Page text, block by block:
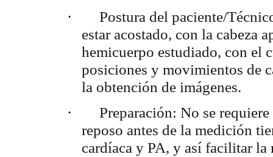
·
Postura del paciente/
estar acostado, con la cabeza
hemicuerpo estudiado, con el
posiciones y movimientos de
la obtención de imágenes.
·
Preparación: No se
reposo antes de la medición
cardíaca y PA, y así facilitar